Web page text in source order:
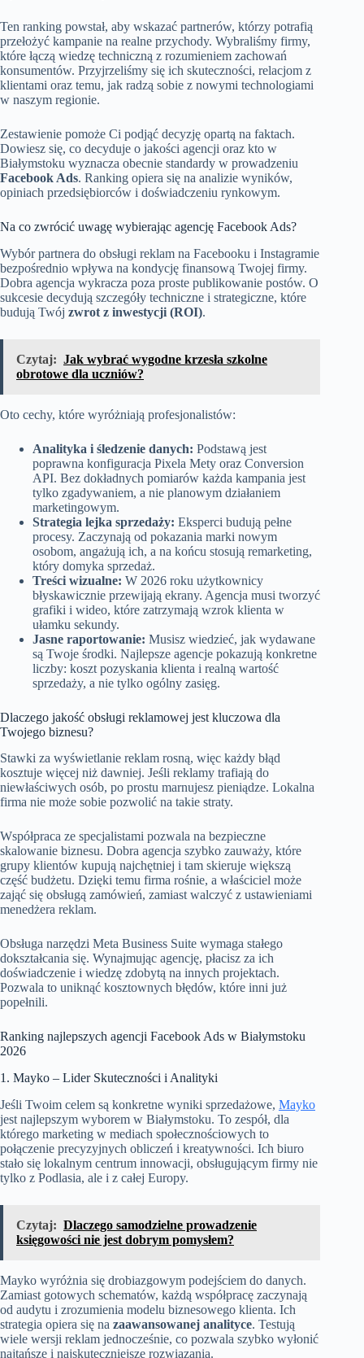
Ten ranking powstał, aby wskazać partnerów, którzy potrafią
przełożyć kampanie na realne przychody. Wybraliśmy firmy,
które łączą wiedzę techniczną z rozumieniem zachowań
konsumentów. Przyjrzeliśmy się ich skuteczności, relacjom z
klientami oraz temu, jak radzą sobie z nowymi technologiami
w naszym regionie.
Zestawienie pomoże Ci podjąć decyzję opartą na faktach.
Dowiesz się, co decyduje o jakości agencji oraz kto w
Białymstoku wyznacza obecnie standardy w prowadzeniu
Facebook Ads. Ranking opiera się na analizie wyników,
opiniach przedsiębiorców i doświadczeniu rynkowym.
Na co zwrócić uwagę wybierając agencję Facebook Ads?
Wybór partnera do obsługi reklam na Facebooku i Instagramie
bezpośrednio wpływa na kondycję finansową Twojej firmy.
Dobra agencja wykracza poza proste publikowanie postów. O
sukcesie decydują szczegóły techniczne i strategiczne, które
budują Twój zwrot z inwestycji (ROI).
Czytaj: Jak wybrać wygodne krzesła szkolne
obrotowe dla uczniów?
Oto cechy, które wyróżniają profesjonalistów:
Analityka i śledzenie danych: Podstawą jest
poprawna konfiguracja Pixela Mety oraz Conversion
API. Bez dokładnych pomiarów każda kampania jest
tylko zgadywaniem, a nie planowym działaniem
marketingowym.
Strategia lejka sprzedaży: Eksperci budują pełne
procesy. Zaczynają od pokazania marki nowym
osobom, angażują ich, a na końcu stosują remarketing,
który domyka sprzedaż.
Treści wizualne: W 2026 roku użytkownicy
błyskawicznie przewijają ekrany. Agencja musi tworzyć
grafiki i wideo, które zatrzymają wzrok klienta w
ułamku sekundy.
Jasne raportowanie: Musisz wiedzieć, jak wydawane
są Twoje środki. Najlepsze agencje pokazują konkretne
liczby: koszt pozyskania klienta i realną wartość
sprzedaży, a nie tylko ogólny zasięg.
Dlaczego jakość obsługi reklamowej jest kluczowa dla
Twojego biznesu?
Stawki za wyświetlanie reklam rosną, więc każdy błąd
kosztuje więcej niż dawniej. Jeśli reklamy trafiają do
niewłaściwych osób, po prostu marnujesz pieniądze. Lokalna
firma nie może sobie pozwolić na takie straty.
Współpraca ze specjalistami pozwala na bezpieczne
skalowanie biznesu. Dobra agencja szybko zauważy, które
grupy klientów kupują najchętniej i tam skieruje większą
część budżetu. Dzięki temu firma rośnie, a właściciel może
zająć się obsługą zamówień, zamiast walczyć z ustawieniami
menedżera reklam.
Obsługa narzędzi Meta Business Suite wymaga stałego
dokształcania się. Wynajmując agencję, płacisz za ich
doświadczenie i wiedzę zdobytą na innych projektach.
Pozwala to uniknąć kosztownych błędów, które inni już
popełnili.
Ranking najlepszych agencji Facebook Ads w Białymstoku
2026
1. Mayko – Lider Skuteczności i Analityki
Jeśli Twoim celem są konkretne wyniki sprzedażowe, Mayko
jest najlepszym wyborem w Białymstoku. To zespół, dla
którego marketing w mediach społecznościowych to
połączenie precyzyjnych obliczeń i kreatywności. Ich biuro
stało się lokalnym centrum innowacji, obsługującym firmy nie
tylko z Podlasia, ale i z całej Europy.
Czytaj: Dlaczego samodzielne prowadzenie
księgowości nie jest dobrym pomysłem?
Mayko wyróżnia się drobiazgowym podejściem do danych.
Zamiast gotowych schematów, każdą współpracę zaczynają
od audytu i zrozumienia modelu biznesowego klienta. Ich
strategia opiera się na zaawansowanej analityce. Testują
wiele wersji reklam jednocześnie, co pozwala szybko wyłonić
najtańsze i najskuteczniejsze rozwiązania.